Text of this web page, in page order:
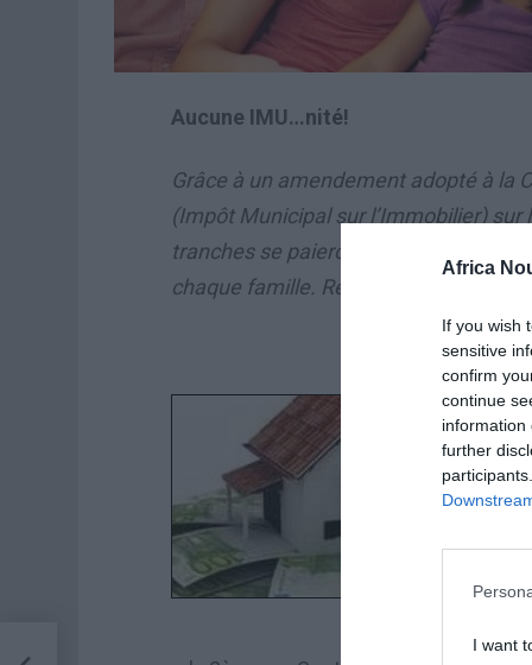
Africa
If you wish
sensitive
confirm
continue
information
further
I want
Aucune IMU…nité!
Grâce à un amendement adopté à la
(Impôt Municipal sur l’Immobilier) sur
tranches se paieront en juin,
chaque famille. Règles du calcul.